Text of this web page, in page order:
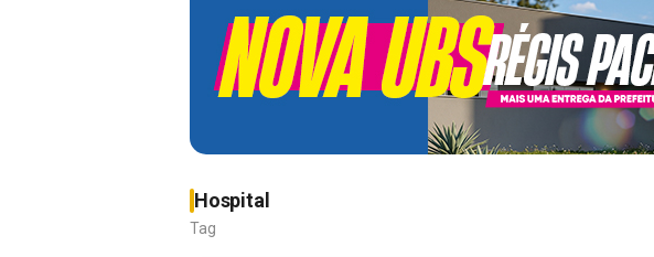
Hospital
Tag